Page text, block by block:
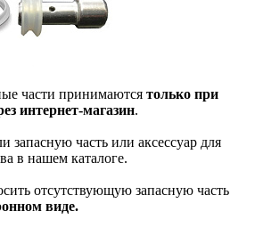
части принимаются только при
интернет-магазин.
запасную часть или аксессуар для
в нашем каталоге.
отсутствующую запасную часть
виде.